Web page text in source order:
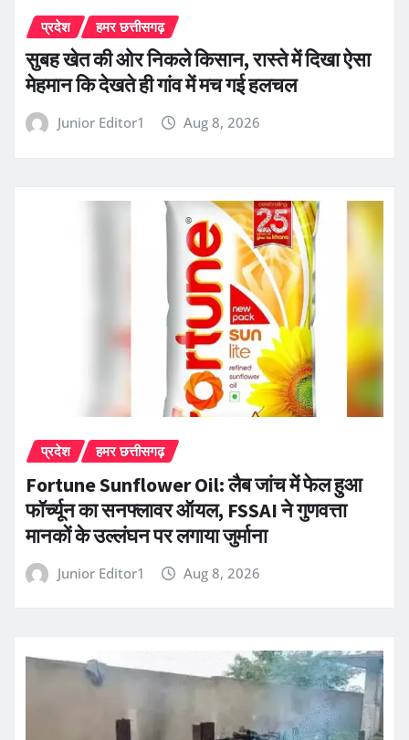
प्रदेश हमर छत्तीसगढ़
सुबह खेत की ओर निकले किसान, रास्ते में दिखा ऐसा
मेहमान कि देखते ही गांव में मच गई हलचल
Junior Editor1 Aug 8, 2026
प्रदेश हमर छत्तीसगढ़
Fortune Sunflower Oil: लैब जांच में फेल हुआ
फॉर्च्यून का सनफ्लावर ऑयल, FSSAI ने गुणवत्ता
मानकों के उल्लंघन पर लगाया जुर्माना
Junior Editor1 Aug 8, 2026